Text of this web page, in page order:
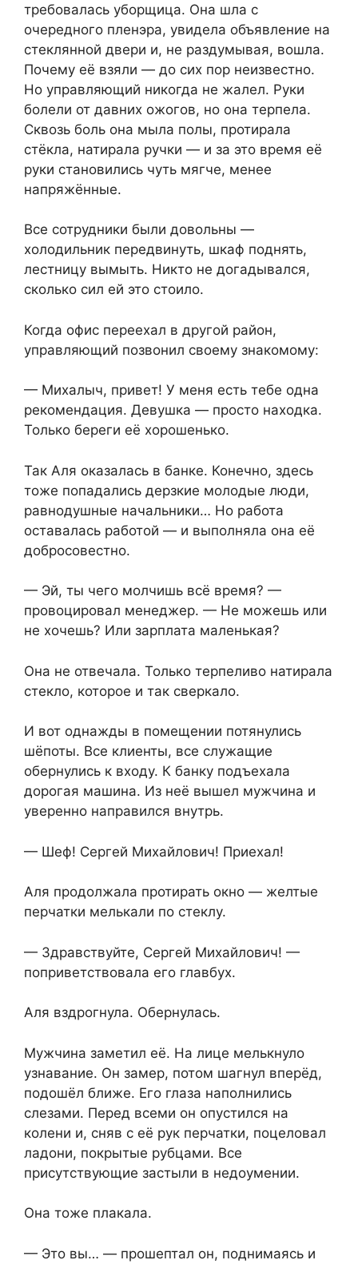
требовалась уборщица. Она шла с
очередного пленэра, увидела объявление на
стеклянной двери и, не раздумывая, вошла.
Почему её взяли — до сих пор неизвестно.
Но управляющий никогда не жалел. Руки
болели от давних ожогов, но она терпела.
Сквозь боль она мыла полы, протирала
стёкла, натирала ручки — и за это время её
руки становились чуть мягче, менее
напряжённые.
Все сотрудники были довольны —
холодильник передвинуть, шкаф поднять,
лестницу вымыть. Никто не догадывался,
сколько сил ей это стоило.
Когда офис переехал в другой район,
управляющий позвонил своему знакомому:
— Михалыч, привет! У меня есть тебе одна
рекомендация. Девушка — просто находка.
Только береги её хорошенько.
Так Аля оказалась в банке. Конечно, здесь
тоже попадались дерзкие молодые люди,
равнодушные начальники… Но работа
оставалась работой — и выполняла она её
добросовестно.
— Эй, ты чего молчишь всё время? —
провоцировал менеджер. — Не можешь или
не хочешь? Или зарплата маленькая?
Она не отвечала. Только терпеливо натирала
стекло, которое и так сверкало.
И вот однажды в помещении потянулись
шёпоты. Все клиенты, все служащие
обернулись к входу. К банку подъехала
дорогая машина. Из неё вышел мужчина и
уверенно направился внутрь.
— Шеф! Сергей Михайлович! Приехал!
Аля продолжала протирать окно — желтые
перчатки мелькали по стеклу.
— Здравствуйте, Сергей Михайлович! —
поприветствовала его главбух.
Аля вздрогнула. Обернулась.
Мужчина заметил её. На лице мелькнуло
узнавание. Он замер, потом шагнул вперёд,
подошёл ближе. Его глаза наполнились
слезами. Перед всеми он опустился на
колени и, сняв с её рук перчатки, поцеловал
ладони, покрытые рубцами. Все
присутствующие застыли в недоумении.
Она тоже плакала.
— Это вы… — прошептал он, поднимаясь и